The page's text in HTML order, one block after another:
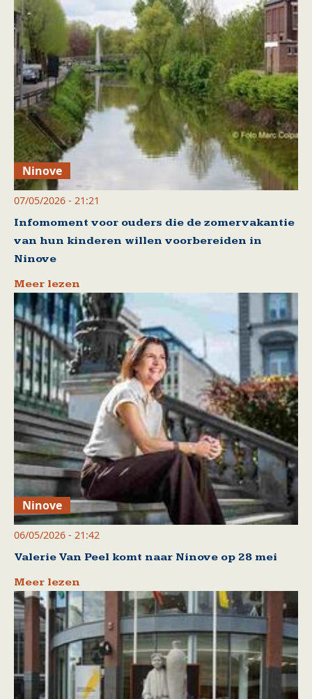
Ninove
07/05/2026 - 21:21
Infomoment voor ouders die de zomervakantie
van hun kinderen willen voorbereiden in
Ninove
Meer lezen
Ninove
06/05/2026 - 21:42
Valerie Van Peel komt naar Ninove op 28 mei
Meer lezen